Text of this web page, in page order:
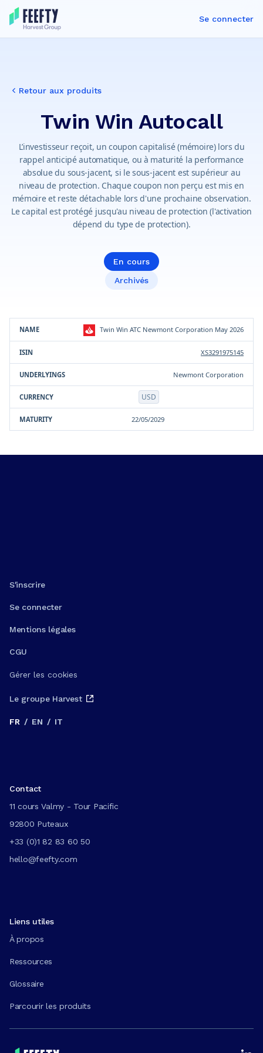
Se connecter
Retour aux produits
Twin Win Autocall
L’investisseur reçoit, un coupon capitalisé (mémoire) lors du
rappel anticipé automatique, ou à maturité la performance
absolue du sous-jacent, si le sous-jacent est supérieur au
niveau de protection. Chaque coupon non perçu est mis en
mémoire et reste détachable lors d'une prochaine observation.
Le capital est protégé jusqu'au niveau de protection (l'activation
dépend du type de protection).
En cours
Archivés
Produit
Sous-
jacent(s)
Devise Maturité
Twin Win ATC Newmont Corporation May 2026
XS3291975145
Newmont Corporation
USD
22/05/2029
S'inscrire
Se connecter
Mentions légales
CGU
Gérer les cookies
Le groupe Harvest
FR / EN / IT
Contact
11 cours Valmy - Tour Pacific
92800 Puteaux
+33 (0)1 82 83 60 50
hello@feefty.com
Liens utiles
À propos
Ressources
Glossaire
Parcourir les produits